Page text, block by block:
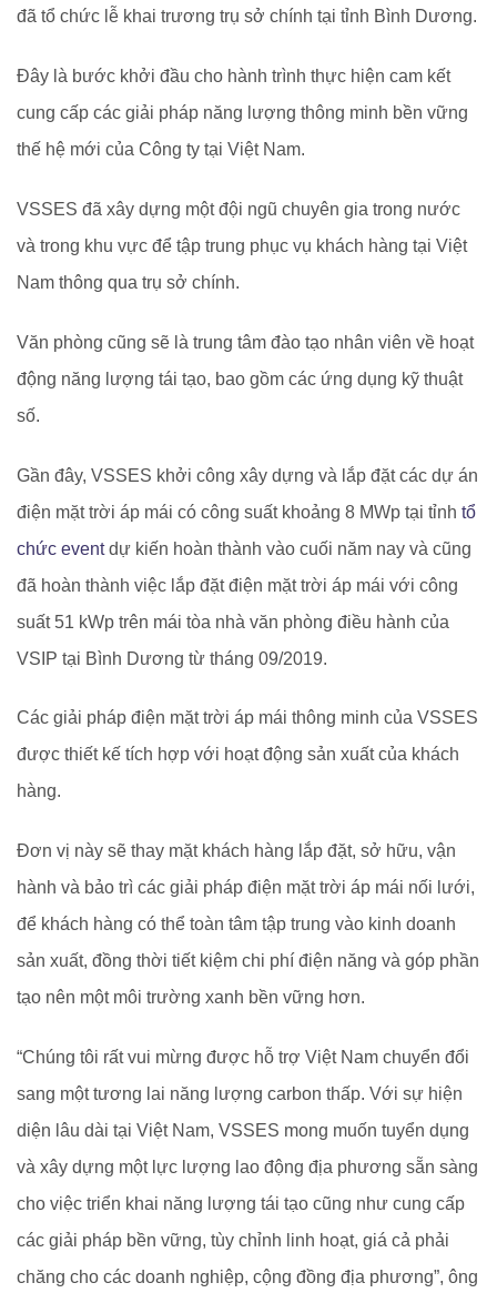
đã tổ chức lễ khai trương trụ sở chính tại tỉnh Bình Dương.
Đây là bước khởi đầu cho hành trình thực hiện cam kết
cung cấp các giải pháp năng lượng thông minh bền vững
thế hệ mới của Công ty tại Việt Nam.
VSSES đã xây dựng một đội ngũ chuyên gia trong nước
và trong khu vực để tập trung phục vụ khách hàng tại Việt
Nam thông qua trụ sở chính.
Văn phòng cũng sẽ là trung tâm đào tạo nhân viên về hoạt
động năng lượng tái tạo, bao gồm các ứng dụng kỹ thuật
số.
Gần đây, VSSES khởi công xây dựng và lắp đặt các dự án
điện mặt trời áp mái có công suất khoảng 8 MWp tại tỉnh tổ
chức eventdự kiến hoàn thành vào cuối năm nay và cũng
đã hoàn thành việc lắp đặt điện mặt trời áp mái với công
suất 51 kWp trên mái tòa nhà văn phòng điều hành của
VSIP tại Bình Dương từ tháng 09/2019.
Các giải pháp điện mặt trời áp mái thông minh của VSSES
được thiết kế tích hợp với hoạt động sản xuất của khách
hàng.
Đơn vị này sẽ thay mặt khách hàng lắp đặt, sở hữu, vận
hành và bảo trì các giải pháp điện mặt trời áp mái nối lưới,
để khách hàng có thể toàn tâm tập trung vào kinh doanh
sản xuất, đồng thời tiết kiệm chi phí điện năng và góp phần
tạo nên một môi trường xanh bền vững hơn.
“Chúng tôi rất vui mừng được hỗ trợ Việt Nam chuyển đổi
sang một tương lai năng lượng carbon thấp. Với sự hiện
diện lâu dài tại Việt Nam, VSSES mong muốn tuyển dụng
và xây dựng một lực lượng lao động địa phương sẵn sàng
cho việc triển khai năng lượng tái tạo cũng như cung cấp
các giải pháp bền vững, tùy chỉnh linh hoạt, giá cả phải
chăng cho các doanh nghiệp, cộng đồng địa phương”, ông